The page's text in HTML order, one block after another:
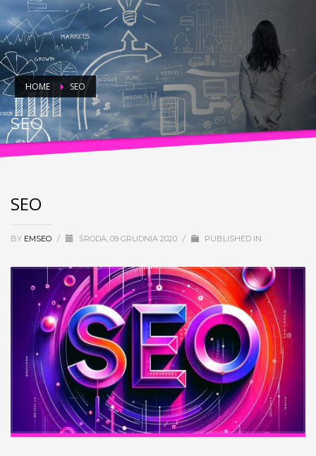
HOME SEO
SEO
SEO
BY EMSEO / ŚRODA, 09 GRUDNIA 2020 / PUBLISHED IN